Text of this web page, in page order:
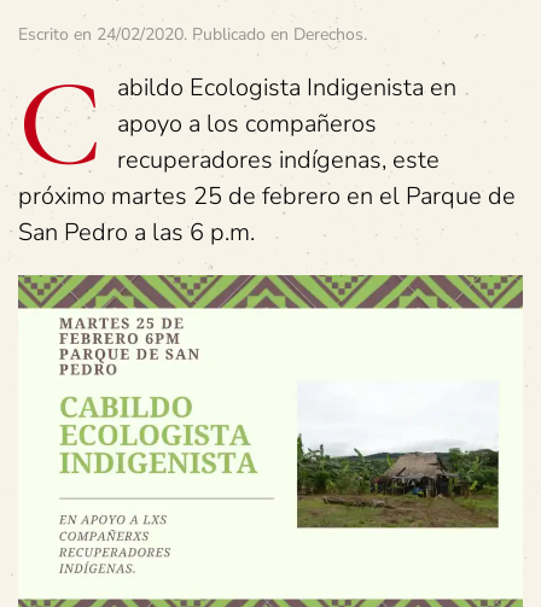
Escrito en 24/02/2020. Publicado en Derechos.
C
abildo Ecologista Indigenista en
apoyo a los compañeros
recuperadores indígenas, este
próximo martes 25 de febrero en el Parque de
San Pedro a las 6 p.m.